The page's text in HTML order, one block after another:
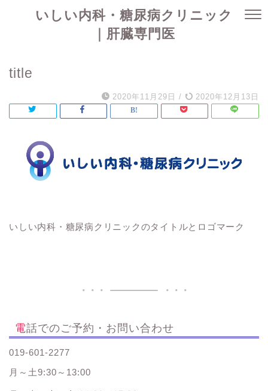
いしい内科・糖尿病クリニック
｜肝臓専門医
title
2020年11月29日 / 2020年12月13日
いしい内科・糖尿病クリニックのタイトルとロゴマーク
電話でのご予約・お問い合わせ
019-601-2277
月～土9:30～13:00